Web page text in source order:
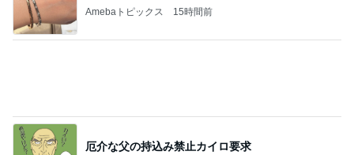
Amebaトピックス 15時間前
厄介な父の持込み禁止カイロ要求